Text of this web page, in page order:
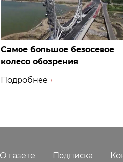
Самое большое безосевое
колесо обозрения
Подробнее
О газете Подписка